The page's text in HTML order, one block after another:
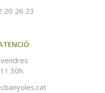
20 26 23